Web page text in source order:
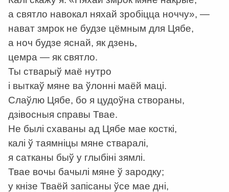
а святло навокал няхай зробіцца ноччу», —
нават змрок не будзе цёмным для Цябе,
а ноч будзе яснай, як дзень,
цемра — як святло.
Ты стварыў маё нутро
і выткаў мяне ва ўлонні маёй маці.
Слаўлю Цябе, бо я цудоўна створаны,
дзівосныя справы Твае.
Не былі схаваны ад Цябе мае косткі,
калі ў таямніцы мяне стваралі,
я сатканы быў у глыбіні зямлі.
Твае вочы бачылі мяне ў зародку;
у кнізе Тваёй запісаны ўсе мае дні,